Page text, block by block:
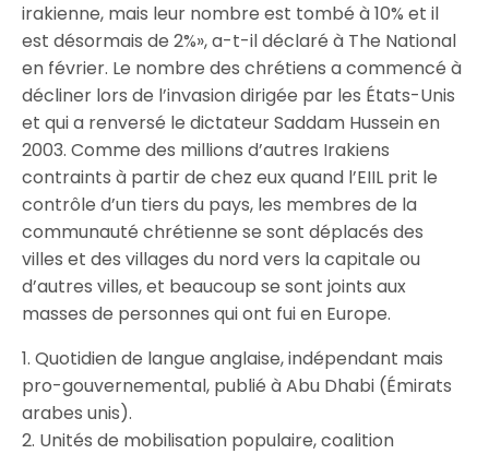
irakienne, mais leur nombre est tombé à 10% et il
est désormais de 2%», a-t-il déclaré à The National
en février. Le nombre des chrétiens a commencé à
décliner lors de l’invasion dirigée par les États-Unis
et qui a renversé le dictateur Saddam Hussein en
2003. Comme des millions d’autres Irakiens
contraints à partir de chez eux quand l’EIIL prit le
contrôle d’un tiers du pays, les membres de la
communauté chrétienne se sont déplacés des
villes et des villages du nord vers la capitale ou
d’autres villes, et beaucoup se sont joints aux
masses de personnes qui ont fui en Europe.
1. Quotidien de langue anglaise, indépendant mais
pro-gouvernemental, publié à Abu Dhabi (Émirats
arabes unis).
2. Unités de mobilisation populaire, coalition